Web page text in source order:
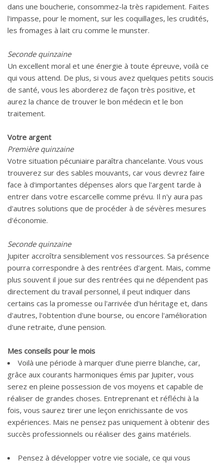
dans une boucherie, consommez-la très rapidement. Faites
l'impasse, pour le moment, sur les coquillages, les crudités,
les fromages à lait cru comme le munster.
Seconde quinzaine
Un excellent moral et une énergie à toute épreuve, voilà ce
qui vous attend. De plus, si vous avez quelques petits soucis
de santé, vous les aborderez de façon très positive, et
aurez la chance de trouver le bon médecin et le bon
traitement.
Votre argent
Première quinzaine
Votre situation pécuniaire paraîtra chancelante. Vous vous
trouverez sur des sables mouvants, car vous devrez faire
face à d'importantes dépenses alors que l'argent tarde à
entrer dans votre escarcelle comme prévu. Il n'y aura pas
d'autres solutions que de procéder à de sévères mesures
d'économie.
Seconde quinzaine
Jupiter accroîtra sensiblement vos ressources. Sa présence
pourra correspondre à des rentrées d'argent. Mais, comme
plus souvent il joue sur des rentrées qui ne dépendent pas
directement du travail personnel, il peut indiquer dans
certains cas la promesse ou l'arrivée d'un héritage et, dans
d'autres, l'obtention d'une bourse, ou encore l'amélioration
d'une retraite, d'une pension.
Mes conseils pour le mois
Voilà une période à marquer d'une pierre blanche, car,
grâce aux courants harmoniques émis par Jupiter, vous
serez en pleine possession de vos moyens et capable de
réaliser de grandes choses. Entreprenant et réfléchi à la
fois, vous saurez tirer une leçon enrichissante de vos
expériences. Mais ne pensez pas uniquement à obtenir des
succès professionnels ou réaliser des gains matériels.
Pensez à développer votre vie sociale, ce qui vous